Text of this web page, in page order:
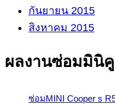
กันยายน 2015
สิงหาคม 2015
ผลงานซ่อมมินิคู
ซ่อมMINI Cooper s